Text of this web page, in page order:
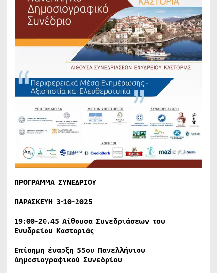
ΠΡΟΓΡΑΜΜΑ ΣΥΝΕΔΡΙΟΥ
ΠΑΡΑΣΚΕΥΗ 3-10-2025
19:00-20.45 Αίθουσα Συνεδριάσεων του
Ενυδρείου Καστοριάς
Επίσημη έναρξη 55ου Πανελλήνιου
Δημοσιογραφικού Συνεδρίου